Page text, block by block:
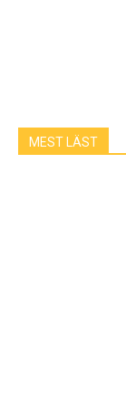
MEST LÄST